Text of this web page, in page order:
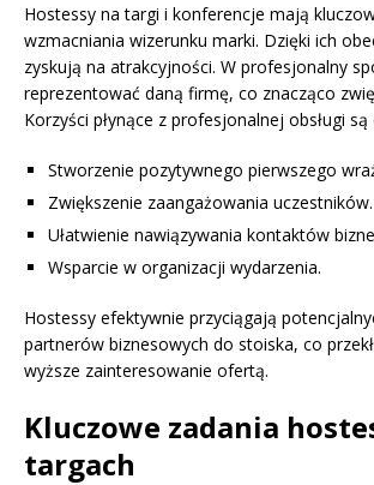
Hostessy na targi i konferencje mają
wzmacniania wizerunku marki. Dzięki ich
zyskują na atrakcyjności. W profesjonalny
reprezentować daną firmę, co znacząco
Korzyści płynące z profesjonalnej obsługi
Stworzenie pozytywnego pierwszego
Zwiększenie zaangażowania uczestników.
Ułatwienie nawiązywania kontaktów
Wsparcie w organizacji wydarzenia.
Hostessy efektywnie przyciągają
partnerów biznesowych do stoiska, co
wyższe zainteresowanie ofertą.
Kluczowe zadania
targach